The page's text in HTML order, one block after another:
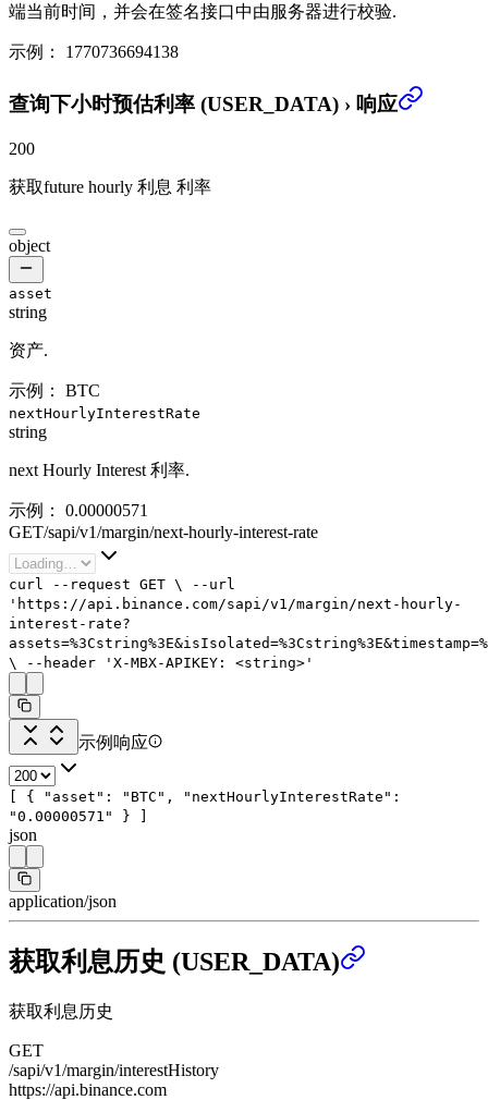
端当前时间，并会在签名接口中由服务器进行校验.
示例： 1770736694138
查询下小时预估利率 (USER_DATA) › 响应
200
获取future hourly 利息 利率
object
asset
string
资产.
示例： BTC
nextHourlyInterestRate
string
next Hourly Interest 利率.
示例：
0.00000571
GET/sapi/v1/margin/next-hourly-interest-rate
curl --request GET \
--url
'https://api.binance.com/sapi/v1/margin/next-hourly-
interest-rate?
\
--header 'X-MBX-APIKEY: <string>'
示例响应
{ "asset" : "BTC" , "nextHourlyInterestRate" :
"0.00000571"
}
json
application/json
获取利息历史 (USER_DATA)
获取利息历史
GET
/sapi/v1/margin/interestHistory
https://api.binance.com